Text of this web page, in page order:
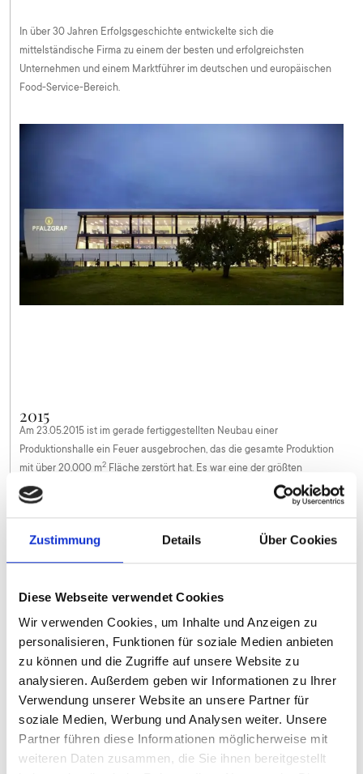
Zustimmung Details Über Cookies
Diese Webseite verwendet Cookies
Wir verwenden Cookies, um Inhalte und Anzeigen zu
personalisieren, Funktionen für soziale Medien anbieten
zu können und die Zugriffe auf unsere Website zu
analysieren. Außerdem geben wir Informationen zu Ihrer
Verwendung unserer Website an unsere Partner für
soziale Medien, Werbung und Analysen weiter. Unsere
Partner führen diese Informationen möglicherweise mit
weiteren Daten zusammen, die Sie ihnen bereitgestellt
In über 30 Jahren Erfolgsgeschichte entwickelte sich die
mittelständische Firma zu einem der besten und erfolgreichsten
Unternehmen und einem Marktführer im deutschen und europäischen
Food-Service-Bereich.
2015
Am 23.05.2015 ist im gerade fertiggestellten Neubau einer
Produktionshalle ein Feuer ausgebrochen, das die gesamte Produktion
mit über 20.000 m2 Fläche zerstört hat. Es war eine der größten
Brandkatastrophen in Baden-Württemberg nach dem II. Weltkrieg.